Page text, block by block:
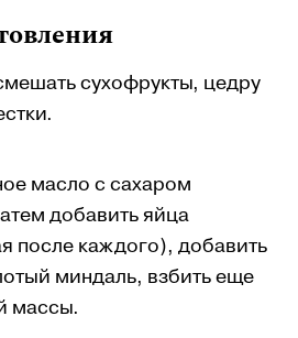
сухофрукты, цедру
масло с сахаром
добавить яйца
после каждого), добавить
миндаль, взбить еще
массы.